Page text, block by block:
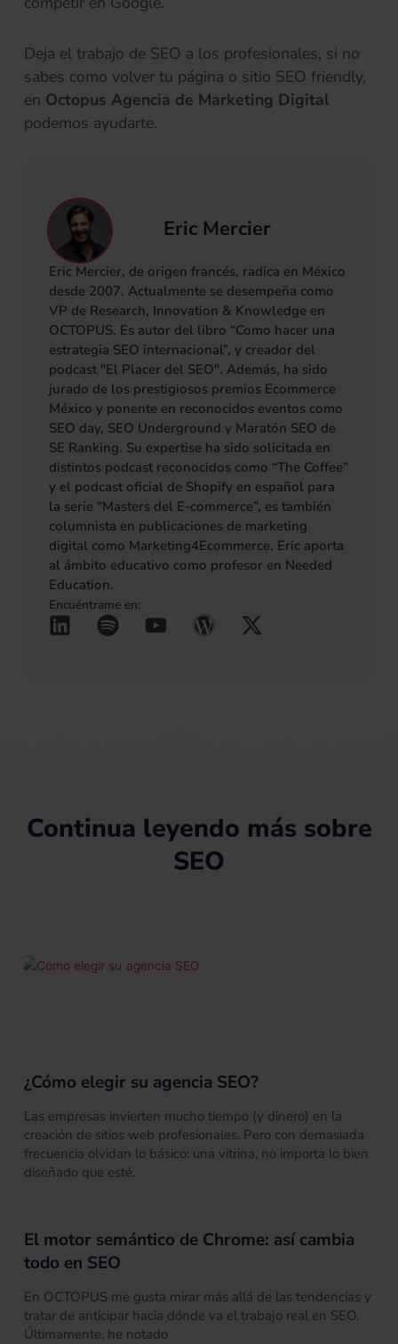
Deja el trabajo de SEO a los profesionales, si no
sabes como volver tu página o sitio SEO friendly,
en Octopus Agencia de Marketing Digital
podemos ayudarte.
Eric Mercier
Eric Mercier, de origen francés, radica en México
desde 2007. Actualmente se desempeña como
VP de Research, Innovation & Knowledge en
OCTOPUS. Es autor del libro “Como hacer una
estrategia SEO internacional”, y creador del
podcast "El Placer del SEO". Además, ha sido
jurado de los prestigiosos premios Ecommerce
México y ponente en reconocidos eventos como
SEO day, SEO Underground y Maratón SEO de
SE Ranking. Su expertise ha sido solicitada en
distintos podcast reconocidos como “The Coffee”
y el podcast oficial de Shopify en español para
la serie “Masters del E-commerce”, es también
columnista en publicaciones de marketing
digital como Marketing4Ecommerce. Eric aporta
al ámbito educativo como profesor en Needed
Education.
Encuéntrame en:
L
(se abre en una
S
(se abre en una
Y
(se abre en una
W
(se abre en
X
(se abre
Continua leyendo más sobre
SEO
¿Cómo elegir su agencia SEO?
Las empresas invierten mucho tiempo (y dinero) en la
creación de sitios web profesionales. Pero con demasiada
frecuencia olvidan lo básico: una vitrina, no importa lo bien
diseñado que esté,
El motor semántico de Chrome: así cambia
todo en SEO
En OCTOPUS me gusta mirar más allá de las tendencias y
tratar de anticipar hacia dónde va el trabajo real en SEO.
Últimamente, he notado